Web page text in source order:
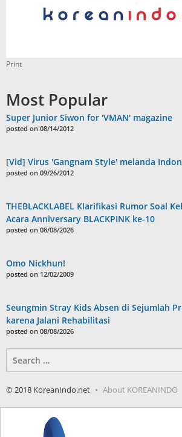
Print
Most Popular
Super Junior Siwon for 'VMAN' magazine
posted on 08/14/2012
[Vid] Virus 'Gangnam Style' melanda
posted on 09/26/2012
THEBLACKLABEL Klarifikasi Rumor Soal
Acara Anniversary BLACKPINK ke-10
posted on 08/08/2026
Omo Nickhun!
posted on 12/02/2009
Seungmin Stray Kids Absen di Sejumlah
karena Jalani Rehabilitasi
posted on 08/08/2026
for:
© 2018 KoreanIndo.net About KOREANINDO